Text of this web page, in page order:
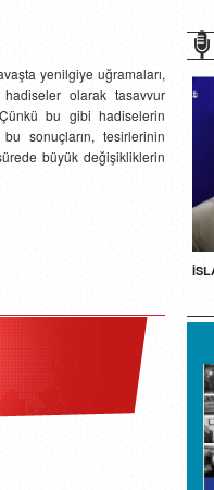
yenilgiye uğramaları,
hadiseler olarak tasavvur
bu gibi hadiselerin
sonuçların, tesirlerinin
büyük değişikliklerin